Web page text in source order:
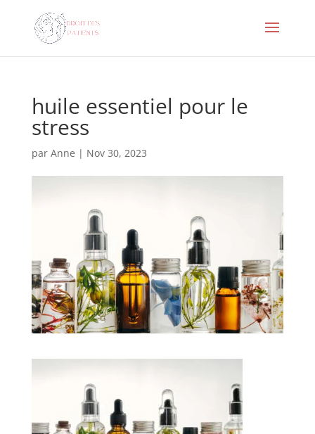
huile essentiel pour le
stress
par Anne | Nov 30, 2023